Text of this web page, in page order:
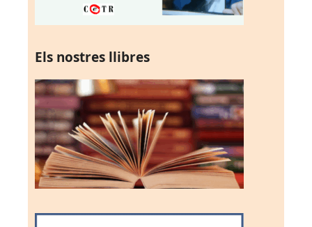
Els nostres llibres